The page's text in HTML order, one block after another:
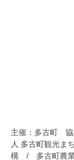
主催：多古町 協
人 多古町観光ま
構 / 多古町農業